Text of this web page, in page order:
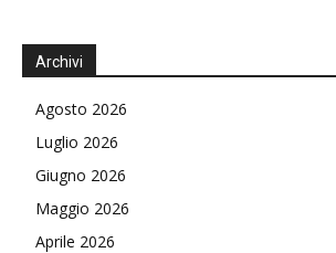
Archivi
Agosto 2026
Luglio 2026
Giugno 2026
Maggio 2026
Aprile 2026